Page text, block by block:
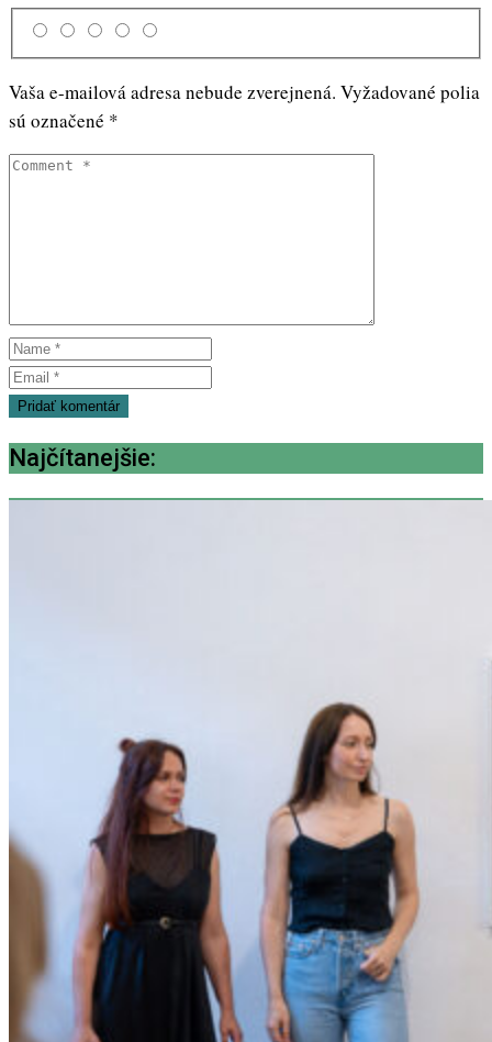
Vaša e-mailová adresa nebude zverejnená. Vyžadované polia
sú označené *
Najčítanejšie: